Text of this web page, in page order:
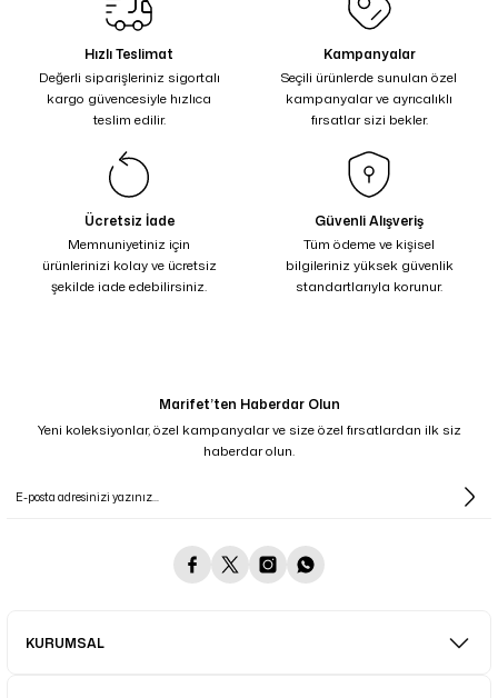
Hızlı Teslimat
Değerli siparişleriniz sigortalı
kargo güvencesiyle hızlıca
teslim edilir.
Kampanyalar
Seçili ürünlerde sunulan özel
kampanyalar ve ayrıcalıklı
fırsatlar sizi bekler.
Ücretsiz İade
Memnuniyetiniz için
ürünlerinizi kolay ve ücretsiz
şekilde iade edebilirsiniz.
Güvenli Alışveriş
Tüm ödeme ve kişisel
bilgileriniz yüksek güvenlik
standartlarıyla korunur.
Marifet’ten Haberdar Olun
Yeni koleksiyonlar, özel kampanyalar ve size özel fırsatlardan ilk siz
haberdar olun.
KURUMSAL